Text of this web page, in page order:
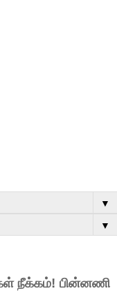
▼
▼
நீக்கம்! பின்னணி